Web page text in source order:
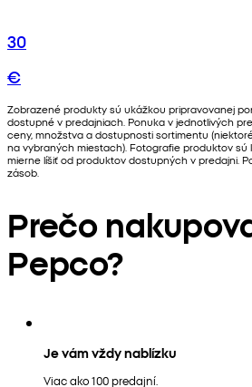
30
€
Zobrazené produkty sú ukážkou pripravovanej
dostupné v predajniach. Ponuka v jednotlivých
ceny, množstva a dostupnosti sortimentu
na vybraných miestach). Fotografie produktov sú
mierne líšiť od produktov dostupných v predajni.
zásob.
Prečo
Pepco?
Je vám vždy nablízku
Viac ako 100 predajní.